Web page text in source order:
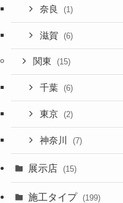
奈良 (1)
滋賀 (6)
関東 (15)
千葉 (6)
東京 (2)
神奈川 (7)
展示店 (15)
施工タイプ (199)